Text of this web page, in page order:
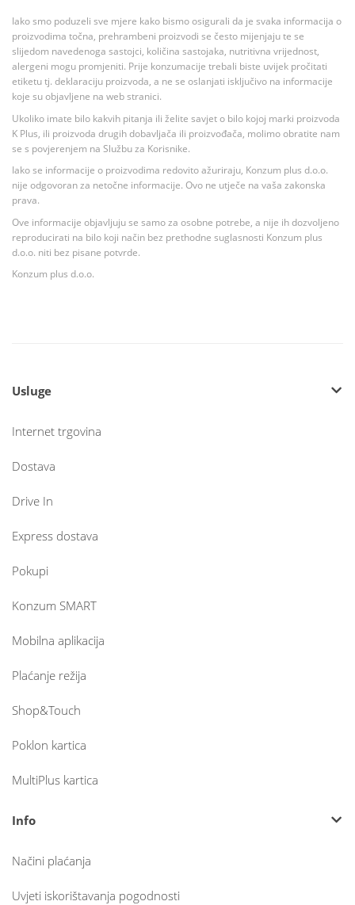
Iako smo poduzeli sve mjere kako bismo osigurali da je svaka informacija o
proizvodima točna, prehrambeni proizvodi se često mijenjaju te se
slijedom navedenoga sastojci, količina sastojaka, nutritivna vrijednost,
alergeni mogu promjeniti. Prije konzumacije trebali biste uvijek pročitati
etiketu tj. deklaraciju proizvoda, a ne se oslanjati isključivo na informacije
koje su objavljene na web stranici.
Ukoliko imate bilo kakvih pitanja ili želite savjet o bilo kojoj marki proizvoda
K Plus, ili proizvoda drugih dobavljača ili proizvođača, molimo obratite nam
se s povjerenjem na Službu za Korisnike.
Iako se informacije o proizvodima redovito ažuriraju, Konzum plus d.o.o.
nije odgovoran za netočne informacije. Ovo ne utječe na vaša zakonska
prava.
Ove informacije objavljuju se samo za osobne potrebe, a nije ih dozvoljeno
reproducirati na bilo koji način bez prethodne suglasnosti Konzum plus
d.o.o. niti bez pisane potvrde.
Konzum plus d.o.o.
Usluge
Internet trgovina
Dostava
Drive In
Express dostava
Pokupi
Konzum SMART
Mobilna aplikacija
Plaćanje režija
Shop&Touch
Poklon kartica
MultiPlus kartica
Info
Načini plaćanja
Uvjeti iskorištavanja pogodnosti